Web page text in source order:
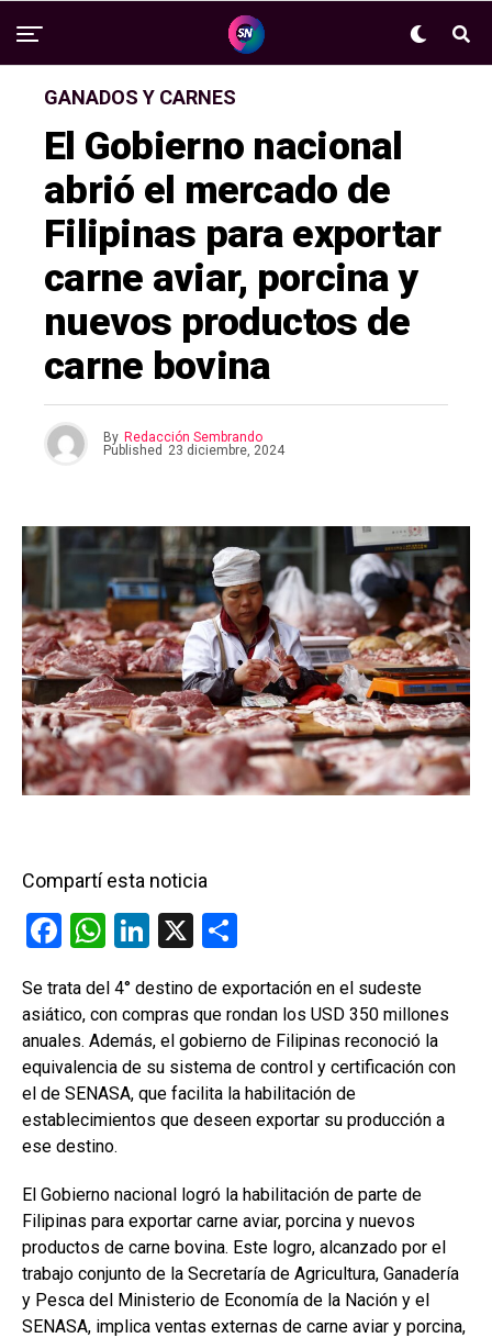
GANADOS Y CARNES
El Gobierno nacional
abrió el mercado de
Filipinas para exportar
carne aviar, porcina y
nuevos productos de
carne bovina
By Redacción Sembrando
Published 23 diciembre, 2024
Compartí esta noticia
F
ce
b
o
o
k
W
at
s
A
p
p
Li
ke
dI
n
X
m
p
ar
tir
Se trata del 4° destino de exportación en el sudeste
asiático, con compras que rondan los USD 350 millones
anuales. Además, el gobierno de Filipinas reconoció la
equivalencia de su sistema de control y certificación con
el de SENASA, que facilita la habilitación de
establecimientos que deseen exportar su producción a
ese destino.
El Gobierno nacional logró la habilitación de parte de
Filipinas para exportar carne aviar, porcina y nuevos
productos de carne bovina. Este logro, alcanzado por el
trabajo conjunto de la Secretaría de Agricultura, Ganadería
y Pesca del Ministerio de Economía de la Nación y el
SENASA, implica ventas externas de carne aviar y porcina,